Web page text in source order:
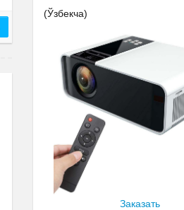
(Ўзбекча)
Заказать